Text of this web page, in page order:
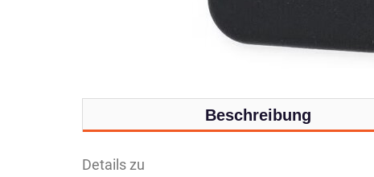
Beschreibung
Details zu